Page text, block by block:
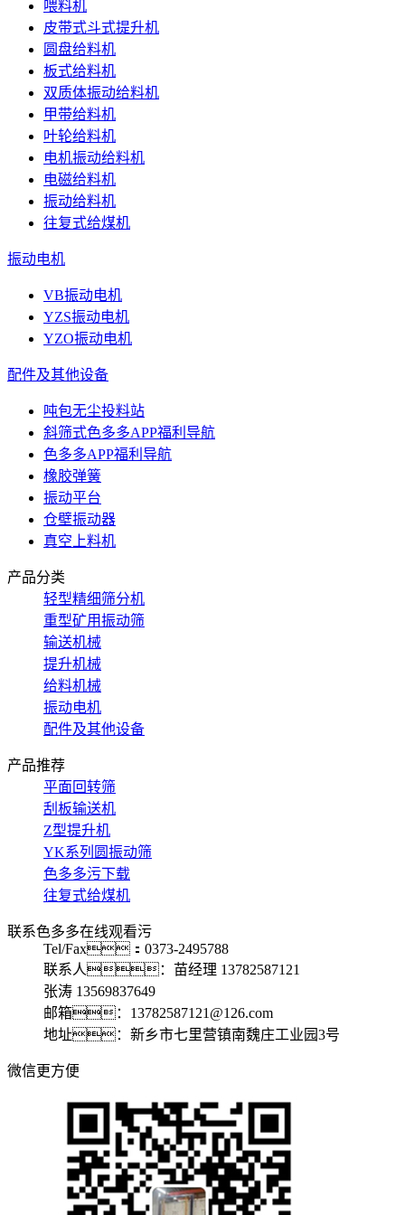
喂料机
皮带式斗式提升机
圆盘给料机
板式给料机
双质体振动给料机
甲带给料机
叶轮给料机
电机振动给料机
电磁给料机
振动给料机
往复式给煤机
振动电机
VB振动电机
YZS振动电机
YZO振动电机
配件及其他设备
吨包无尘投料站
斜筛式色多多APP福利导航
色多多APP福利导航
橡胶弹簧
振动平台
仓壁振动器
真空上料机
产品分类
轻型精细筛分机
重型矿用振动筛
输送机械
提升机械
给料机械
振动电机
配件及其他设备
产品推荐
平面回转筛
刮板输送机
Z型提升机
YK系列圆振动筛
色多多污下载
往复式给煤机
联系色多多在线观看污
Tel/Fax：0373-2495788
联系人：苗经理 13782587121
张涛 13569837649
邮箱：13782587121@126.com
地址：新乡市七里营镇南魏庄工业园3号
微信更方便